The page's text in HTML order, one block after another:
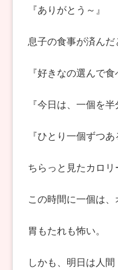
『ありがとう～』
息子の食事が済んだ
『好きなの選んで食
『今日は、一個を
『ひとり一個ずつあ
ちらっと見たカロリ
この時間に一個は、
胃もたれも怖い。
しかも、明日は人間